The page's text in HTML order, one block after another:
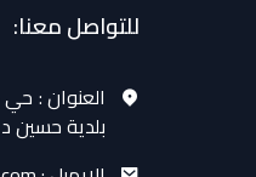
للتواصل معنا:
العنوان :
بلدية حسين